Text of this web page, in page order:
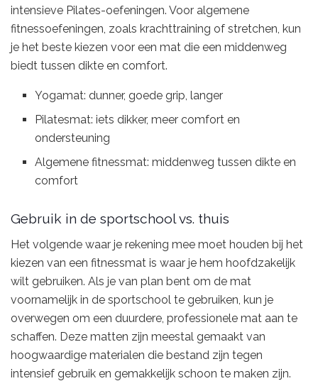
intensieve Pilates-oefeningen. Voor algemene
fitnessoefeningen, zoals krachttraining of stretchen, kun
je het beste kiezen voor een mat die een middenweg
biedt tussen dikte en comfort.
Yogamat: dunner, goede grip, langer
Pilatesmat: iets dikker, meer comfort en
ondersteuning
Algemene fitnessmat: middenweg tussen dikte en
comfort
Gebruik in de sportschool vs. thuis
Het volgende waar je rekening mee moet houden bij het
kiezen van een fitnessmat is waar je hem hoofdzakelijk
wilt gebruiken. Als je van plan bent om de mat
voornamelijk in de sportschool te gebruiken, kun je
overwegen om een duurdere, professionele mat aan te
schaffen. Deze matten zijn meestal gemaakt van
hoogwaardige materialen die bestand zijn tegen
intensief gebruik en gemakkelijk schoon te maken zijn.